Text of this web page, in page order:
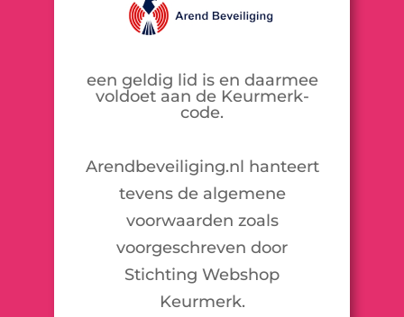
een geldig lid is en daarmee
voldoet aan de Keurmerk-
code.
Arendbeveiliging.nl hanteert
tevens de algemene
voorwaarden zoals
voorgeschreven door
Stichting Webshop
Keurmerk.